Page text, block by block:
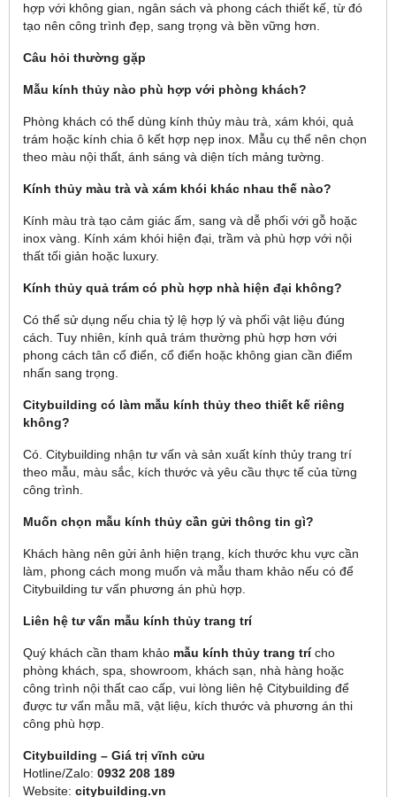
hợp với không gian, ngân sách và phong cách thiết kế, từ đó
tạo nên công trình đẹp, sang trọng và bền vững hơn.
Câu hỏi thường gặp
Mẫu kính thủy nào phù hợp với phòng khách?
Phòng khách có thể dùng kính thủy màu trà, xám khói, quả
trám hoặc kính chia ô kết hợp nẹp inox. Mẫu cụ thể nên chọn
theo màu nội thất, ánh sáng và diện tích mảng tường.
Kính thủy màu trà và xám khói khác nhau thế nào?
Kính màu trà tạo cảm giác ấm, sang và dễ phối với gỗ hoặc
inox vàng. Kính xám khói hiện đại, trầm và phù hợp với nội
thất tối giản hoặc luxury.
Kính thủy quả trám có phù hợp nhà hiện đại không?
Có thể sử dụng nếu chia tỷ lệ hợp lý và phối vật liệu đúng
cách. Tuy nhiên, kính quả trám thường phù hợp hơn với
phong cách tân cổ điển, cổ điển hoặc không gian cần điểm
nhấn sang trọng.
Citybuilding có làm mẫu kính thủy theo thiết kế riêng
không?
Có. Citybuilding nhận tư vấn và sản xuất kính thủy trang trí
theo mẫu, màu sắc, kích thước và yêu cầu thực tế của từng
công trình.
Muốn chọn mẫu kính thủy cần gửi thông tin gì?
Khách hàng nên gửi ảnh hiện trạng, kích thước khu vực cần
làm, phong cách mong muốn và mẫu tham khảo nếu có để
Citybuilding tư vấn phương án phù hợp.
Liên hệ tư vấn mẫu kính thủy trang trí
Quý khách cần tham khảo mẫu kính thủy trang trícho
phòng khách, spa, showroom, khách sạn, nhà hàng hoặc
công trình nội thất cao cấp, vui lòng liên hệ Citybuilding để
được tư vấn mẫu mã, vật liệu, kích thước và phương án thi
công phù hợp.
Citybuilding – Giá trị vĩnh cửu
Hotline/Zalo: 0932 208 189
Website: citybuilding.vn